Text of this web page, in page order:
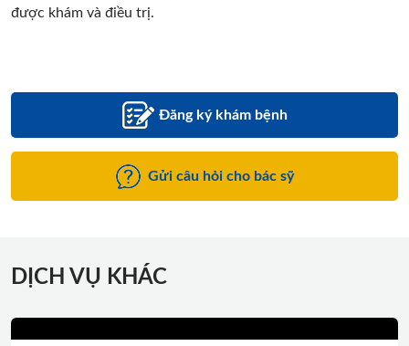
được khám và điều trị.
Đăng ký khám bệnh
Gửi câu hỏi cho bác sỹ
DỊCH VỤ KHÁC